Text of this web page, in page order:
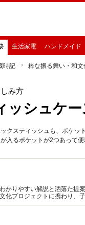
生活家電 ハンドメイド
時記 粋な振る舞い・和
み方
シュケー
クスティッシュも、ポケッ
入るポケットが2つあって便
かりやすい解説と洒落た提
化プロジェクトに携わり、